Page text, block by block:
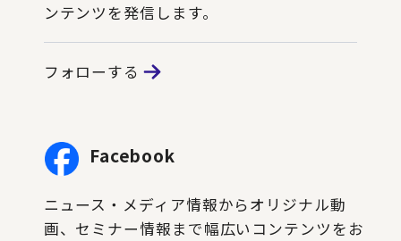
ンテンツを発信します。
フォローする
Facebook
ニュース・メディア情報からオリジナル動
画、セミナー情報まで幅広いコンテンツをお